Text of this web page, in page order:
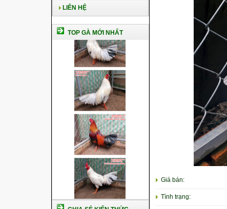
LIÊN HỆ
TOP GÀ MỚI NHẤT
Giá bán:
Tình trạng: